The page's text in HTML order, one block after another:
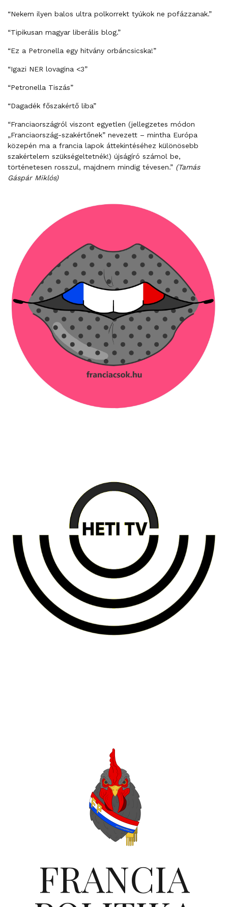
“Nekem ilyen balos ultra polkorrekt tyúkok ne pofázzanak.”
“Tipikusan magyar liberális blog.”
“Ez a Petronella egy hitvány orbáncsicska!”
“Igazi NER lovagina <3”
“Petronella Tiszás”
“Dagadék főszakértő liba”
“Franciaországról viszont egyetlen (jellegzetes módon
„Franciaország-szakértőnek” nevezett – mintha Európa
közepén ma a francia lapok áttekintéséhez különösebb
szakértelem szükségeltetnék!) újságíró számol be,
történetesen rosszul, majdnem mindig tévesen.” (Tamás
Gáspár Miklós)
FRANCIA